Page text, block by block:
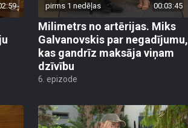
pirms 1 nedēļas 00:03:45
Milimetrs no artērijas. Miks
Galvanovskis par negadījumu,
kas gandrīz maksāja viņam
dzīvību
6. epizode